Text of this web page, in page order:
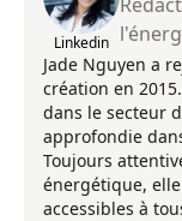
Linkedin
Jade Nguyen a
création en
dans le secteur
approfondie
Toujours
énergétique,
accessibles à